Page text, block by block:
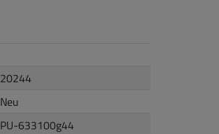
20244
Neu
PU-633100g44